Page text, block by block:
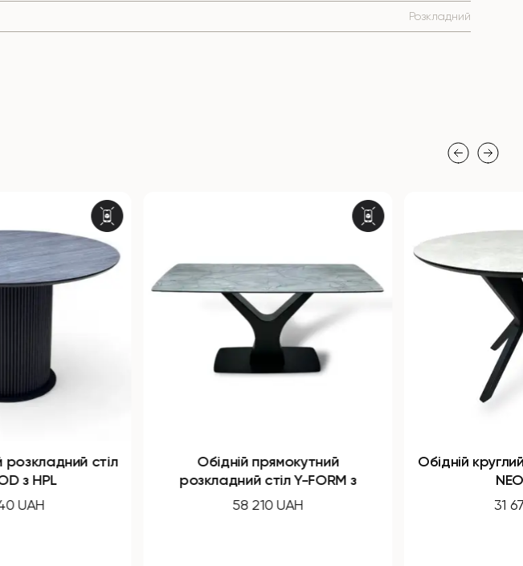
Розкладний
Обідній прямокутний
розкладний стіл Y-FORM з
Обідній круглий розкладний стіл
NEO з HPL